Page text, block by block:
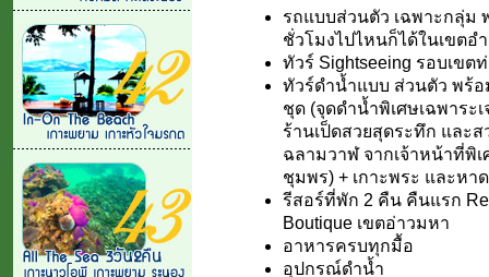
รถแบบส่วนตัว เฉพาะกลุ่ม
ชั่วโมงไปไหนก็ได้ในเขตอ
ทัวร์ Sightseeing รอบเขต
ทัวร์ดำน้ำแบบ ส่วนตัว พร้
ชุด (จุดดำน้ำพิเศษเฉพาระ
ร้านเป็ดสวยสุดระทึก และส
ฉลามวาฬ จากเจ้าหน้าที่พิ
ชุมพร) + เกาะพระ และหา
รีสอร์ที่พัก 2 คืน คืนแรก
Boutique เขตอ่าวมหา
อาหารครบทุกมื้อ
อุปกรณ์ดำน้ำ